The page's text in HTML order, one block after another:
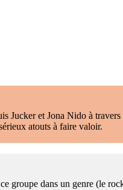
et Jona Nido à
atouts à faire valoir.
groupe dans un genre (le